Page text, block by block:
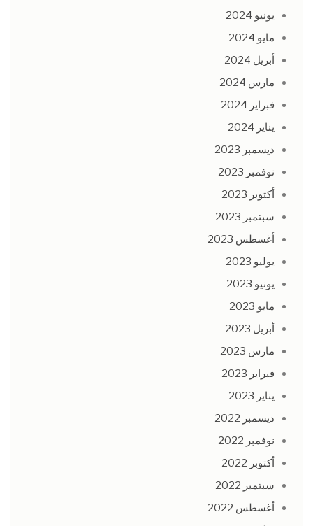
يونيو 2024
مايو 2024
أبريل 2024
مارس 2024
فبراير 2024
يناير 2024
ديسمبر 2023
نوفمبر 2023
أكتوبر 2023
سبتمبر 2023
أغسطس 2023
يوليو 2023
يونيو 2023
مايو 2023
أبريل 2023
مارس 2023
فبراير 2023
يناير 2023
ديسمبر 2022
نوفمبر 2022
أكتوبر 2022
سبتمبر 2022
أغسطس 2022